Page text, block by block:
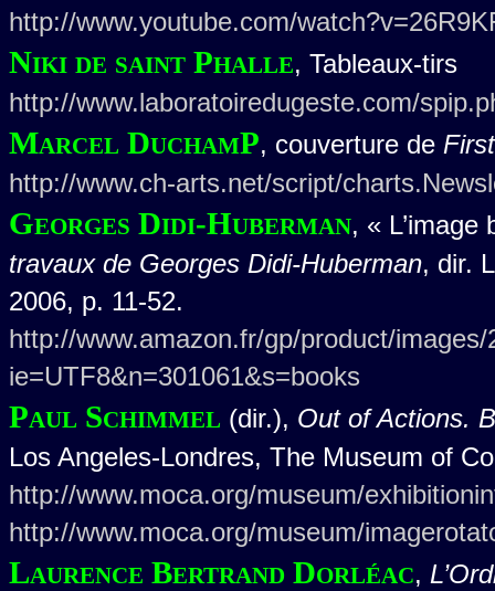
http://www.youtube.com/
Niki de saint Phalle, Tableaux-tirs
http://www.laboratoiredugeste.com/
Marcel DuchamP, couverture de First
http://www.ch-arts.net/script/
Georges Didi-Huberman, «
travaux de Georges Didi-Huberman, dir.
2006, p. 11-52.
http://www.amazon.fr/gp/product/
ie=UTF8&n=301061&s=books
Paul Schimmel (dir.), Out of Actions.
Los Angeles-Londres, The Museum of
http://www.moca.org/museum/
http://www.moca.org/museum/
Laurence Bertrand Dorléac,